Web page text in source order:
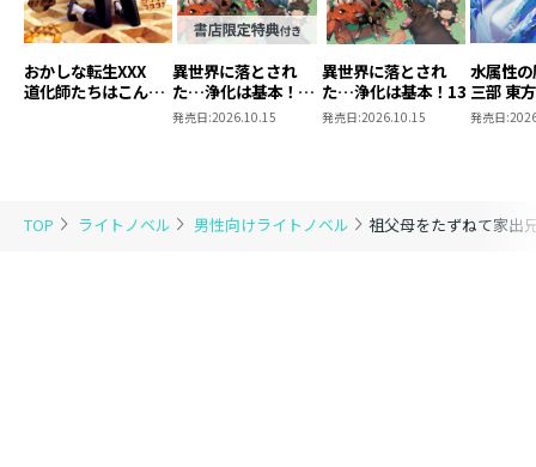
TOP ライトノベル 男性向けライトノベル 祖父母をたずねて家出
おかしな転生XXX
道化師たちはこんが
異世界に落とされ
た…浄化は基本！
13【ピッコマ限定
発売日:2026.10.15
異世界に落とされ
た…浄化は基本！13
発売日:2026.10.15
水属性
三部 東
発売日: